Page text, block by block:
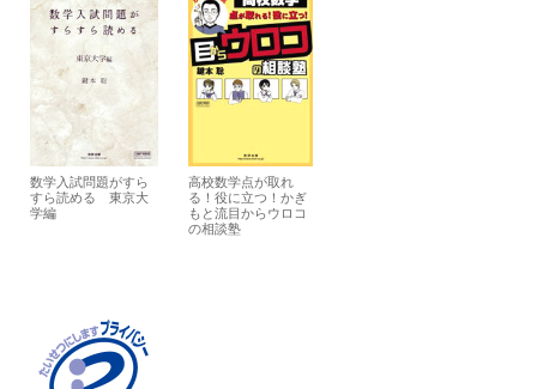
数学入試問題がすら
すら読める 東京大
学編
高校数学点が取れ
る！役に立つ！かぎ
もと流目からウロコ
の相談塾